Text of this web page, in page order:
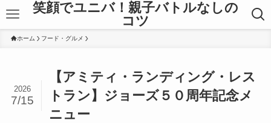
笑顔でユニバ！親子バトルなしの
コツ
ホーム フード・グルメ
【アミティ・ランディング・レス
トラン】ジョーズ５０周年記念メ
ニュー
2026
7/15